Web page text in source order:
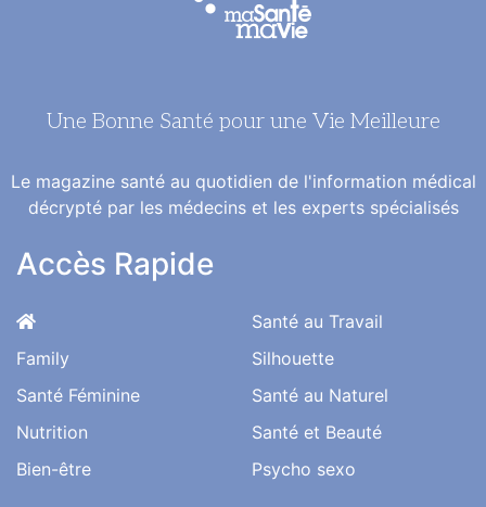
Une Bonne Santé pour une Vie Meilleure
Le magazine santé au quotidien de l'information médical
décrypté par les médecins et les experts spécialisés
Accès Rapide
Family
Santé Féminine
Nutrition
Bien-être
Santé au Travail
Silhouette
Santé au Naturel
Santé et Beauté
Psycho sexo